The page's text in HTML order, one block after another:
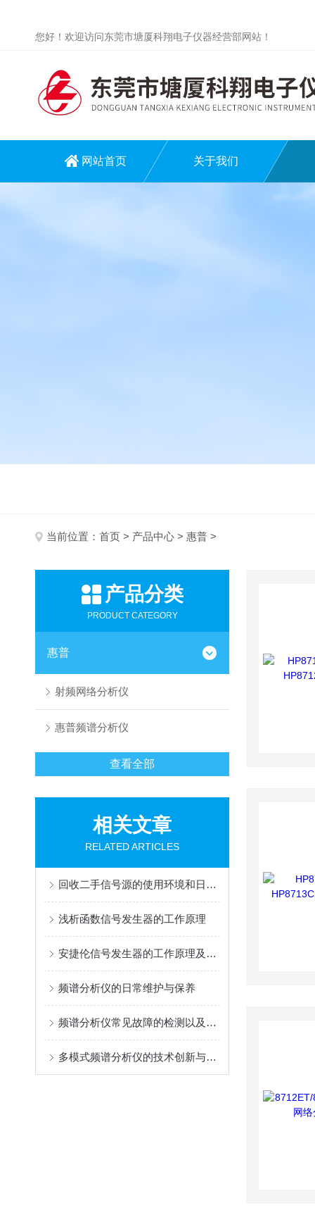
您好！欢迎访问东莞市塘厦科翔电子仪器经营部网站！
网站首页 关于我们
当前位置： 首页 > 产品中心 > 惠普 >
产品分类
PRODUCT CATEGORY
惠普
射频网络分析仪
惠普频谱分析仪
查看全部
相关文章
RELATED ARTICLES
回收二手信号源的使用环境和日常保养介绍
浅析函数信号发生器的工作原理
安捷伦信号发生器的工作原理及结构介绍
频谱分析仪的日常维护与保养
频谱分析仪常见故障的检测以及维修过程
多模式频谱分析仪的技术创新与应用前景